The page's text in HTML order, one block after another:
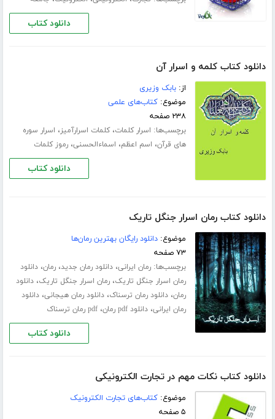
دانلود کتاب
دانلود کتاب کلمه و اسرار آن
از:بابک وزیری
موضوع:کتاب‌های علمی
۲۳۸ صفحه
برچسب‌ها: اسرار کلمات،کلمات اسرارآمیز، اسرار سوره
های قرآن، اسم اعظم، اسماءالحسنی،رموز کلمات
دانلود کتاب
دانلود کتاب رمان اسرار جنگل تاریک
موضوع:دانلود رایگان بهترین رمان‌ها
۷۳ صفحه
برچسب‌ها:رمان ایرانی،دانلود رمان جدید،رمان،دانلود
رمان اسرار جنگل تاریک،رمان اسرار جنگل تاریک،دانلود
رمان،دانلود رمان ترسناک،دانلود رمان هیجانی،دانلود
رمان ایرانی،دانلود pdf رمان ،pdf رمان ترسناک
دانلود کتاب
دانلود کتاب نکات مهم در تجارت الکترونیکی
موضوع:کتاب‌های تجارت الکترونیک
۵ صفحه